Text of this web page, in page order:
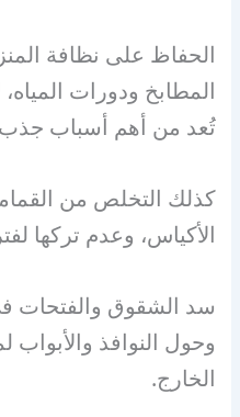
الحفاظ على نظافة
المطابخ ودورات
تُعد من أهم أسباب
كذلك التخلص من
الأكياس، وعدم تركها
سد الشقوق والفتحات
وحول النوافذ
الخارج.